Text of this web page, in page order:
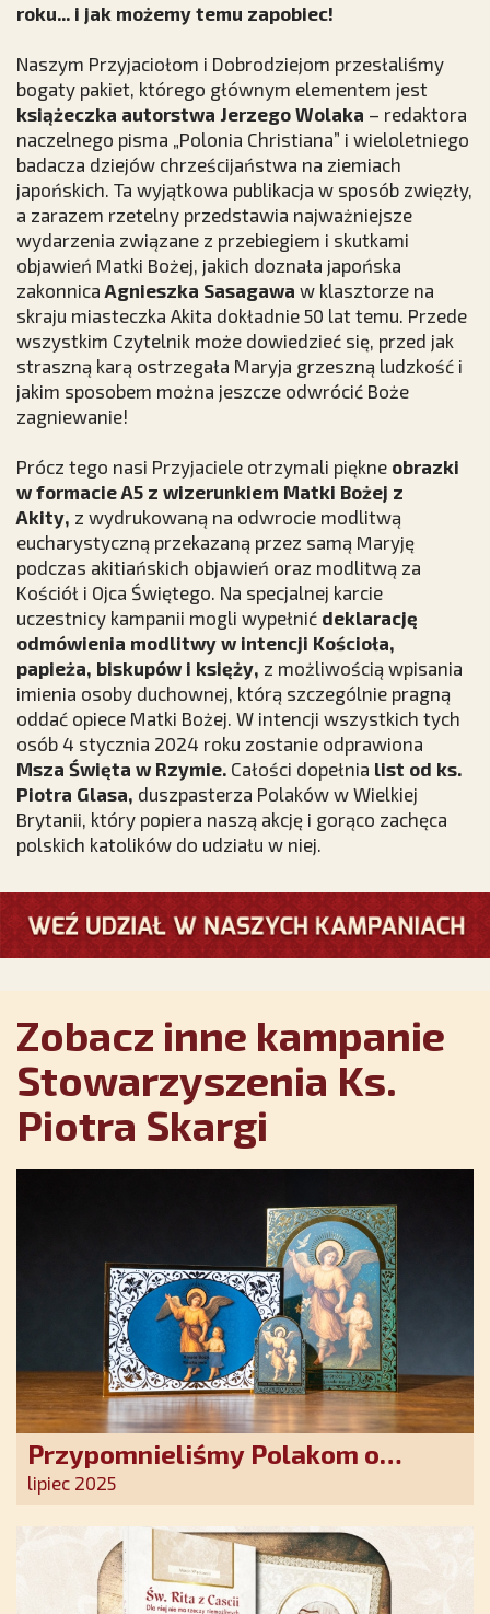
roku... i jak możemy temu zapobiec!
Naszym Przyjaciołom i Dobrodziejom przesłaliśmy
bogaty pakiet, którego głównym elementem jest
książeczka autorstwa Jerzego Wolaka – redaktora
naczelnego pisma „Polonia Christiana” i wieloletniego
badacza dziejów chrześcijaństwa na ziemiach
japońskich. Ta wyjątkowa publikacja w sposób zwięzły,
a zarazem rzetelny przedstawia najważniejsze
wydarzenia związane z przebiegiem i skutkami
objawień Matki Bożej, jakich doznała japońska
zakonnica Agnieszka Sasagawa w klasztorze na
skraju miasteczka Akita dokładnie 50 lat temu. Przede
wszystkim Czytelnik może dowiedzieć się, przed jak
straszną karą ostrzegała Maryja grzeszną ludzkość i
jakim sposobem można jeszcze odwrócić Boże
zagniewanie!
Prócz tego nasi Przyjaciele otrzymali piękne obrazki
w formacie A5 z wizerunkiem Matki Bożej z
Akity, z wydrukowaną na odwrocie modlitwą
eucharystyczną przekazaną przez samą Maryję
podczas akitiańskich objawień oraz modlitwą za
Kościół i Ojca Świętego. Na specjalnej karcie
uczestnicy kampanii mogli wypełnić deklarację
odmówienia modlitwy w intencji Kościoła,
papieża, biskupów i księży, z możliwością wpisania
imienia osoby duchownej, którą szczególnie pragną
oddać opiece Matki Bożej. W intencji wszystkich tych
osób 4 stycznia 2024 roku zostanie odprawiona
Msza Święta w Rzymie. Całości dopełnia list od ks.
Piotra Glasa, duszpasterza Polaków w Wielkiej
Brytanii, który popiera naszą akcję i gorąco zachęca
polskich katolików do udziału w niej.
Zobacz inne kampanie
Stowarzyszenia Ks.
Piotra Skargi
Przypomnieliśmy Polakom o
obecności Anioła Stróża!
lipiec 2025